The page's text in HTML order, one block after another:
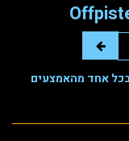
אחד מהאמצעים